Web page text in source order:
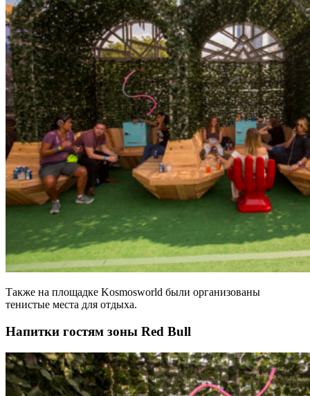
Также на площадке Kosmosworld были организованы
тенистые места для отдыха.
Напитки гостям зоны Red Bull